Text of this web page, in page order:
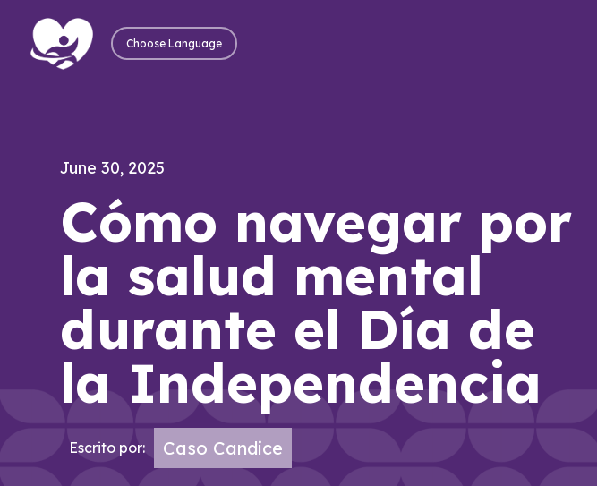
Choose Language
June 30, 2025
Cómo navegar por
la salud mental
durante el Día de
la Independencia
Escrito por: Caso Candice